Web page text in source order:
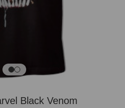
Black Venom